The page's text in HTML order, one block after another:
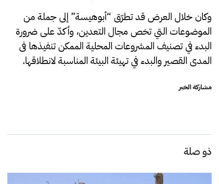
وكان خلال العرض قد تطرّق “أبوهيسة” إلى جملة من
الموضوعات التي تخص مجال التعدين، وأكدّ على ضرورة
البدء في تصنيف المشروعات المحلية الممكن تنفيذها فى
المدى القصير والبدء في تهيئة البيئة المناسبة لانطلاقها.
مشاركة الخبر
ذو صلة